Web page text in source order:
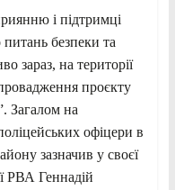
і підтримці
безпеки та
зараз, на території
проєкту
Загалом на
офіцери в
зазначив у своєї
РВА Геннадій